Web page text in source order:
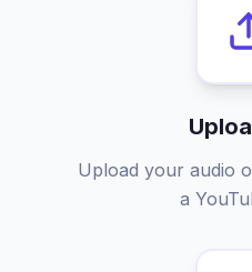
Upload your audio
a